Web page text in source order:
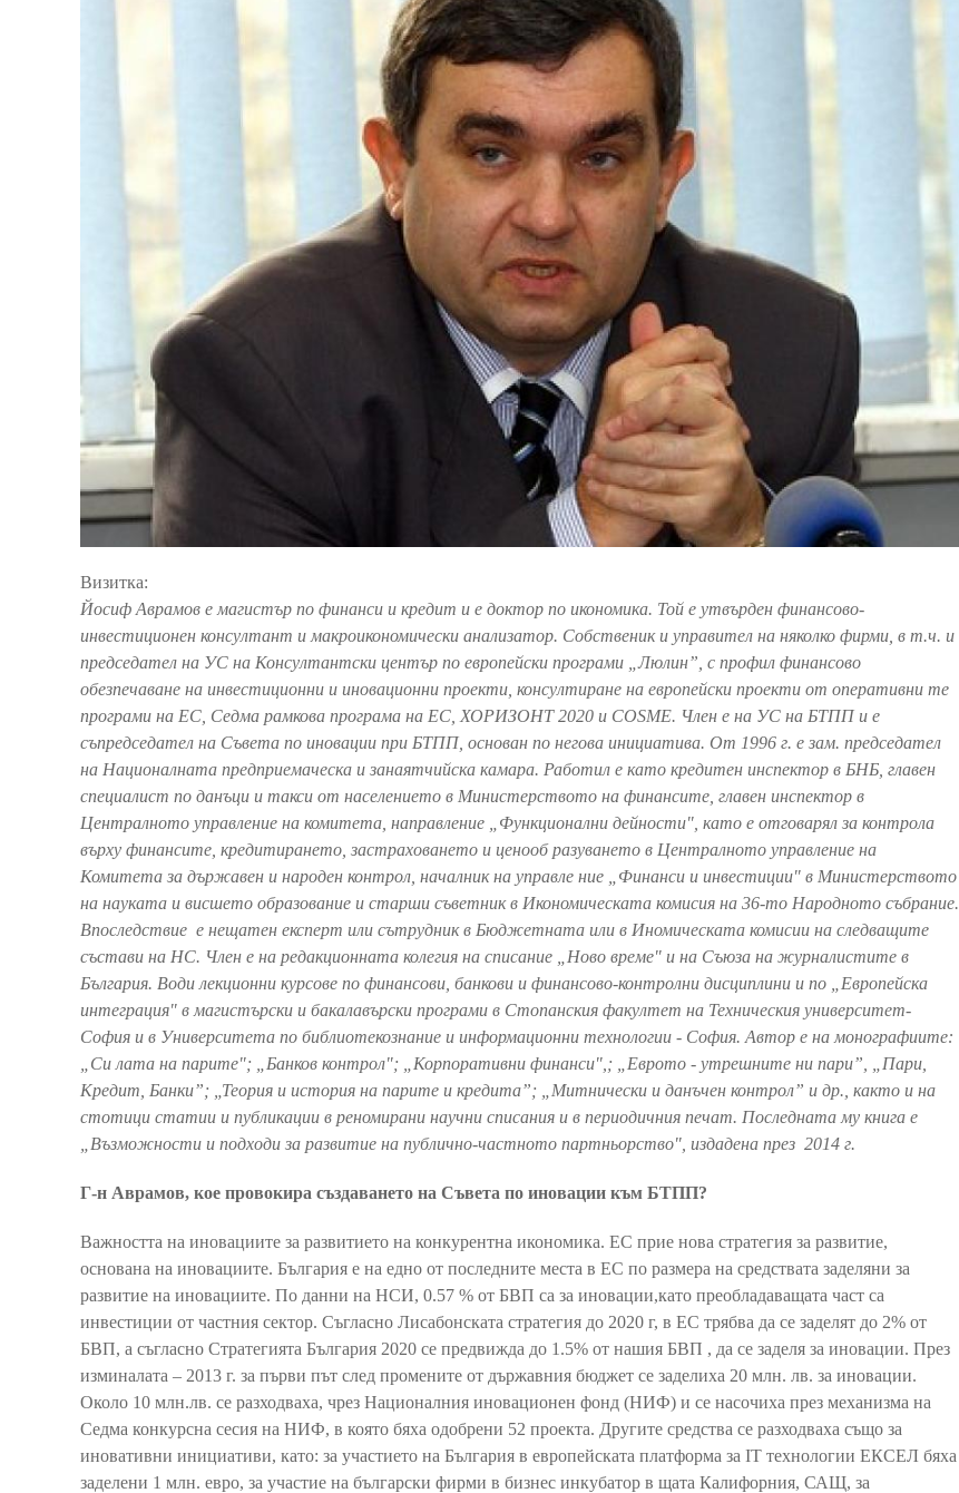
Визитка:
Йосиф Аврамов е магистър по финанси и кредит и e доктор по икономика. Той е утвърден финансово-
инвестиционен консултант и макроикономически анализатор. Собственик и управител на няколко фирми, в т.ч. и
председател на УС на Консултантски център по европейски програми „Люлин”, с профил финансово
обезпечаване на инвестиционни и иновационни проекти, консултиране на европейски проекти от оперативни те
програми на ЕС, Седма рамкова програма на ЕС, ХОРИЗОНТ 2020 и COSME. Член е на УС на БТПП и е
съпредседател на Съвета по иновации при БТПП, основан по негова инициатива. От 1996 г. е зам. председател
на Националната предприемаческа и занаятчийска камара. Работил е като кредитен инспектор в БНБ, главен
специалист по данъци и такси от населението в Министерството на финансите, главен инспектор в
Централното управление на комитета, направление „Функционални дейности", като е отговарял за контрола
върху финансите, кредитирането, застраховането и ценооб разуването в Централното управление на
Комитета за държавен и народен контрол, началник на управле ние „Финанси и инвестиции" в Министерството
на науката и висшето образование и старши съветник в Икономическата комисия на 36-то Народното събрание.
Впоследствие е нещатен експерт или сътрудник в Бюджетната или в Иномическата комисии на следващите
състави на НС. Член е на редакционната колегия на списание „Ново време" и на Съюза на журналистите в
България. Води лекционни курсове по финансови, банкови и финансово-контролни дисциплини и по „Европейска
интеграция" в магистърски и бакалавърски програми в Стопанския факултет на Техническия университет-
София и в Университета по библиотекознание и информационни технологии - София. Автор е на монографиите:
„Си лата на парите"; „Банков контрол"; „Корпоративни финанси",; „Еврото - утрешните ни пари”, „Пари,
Кредит, Банки”; „Теория и история на парите и кредита”; „Митнически и данъчен контрол” и др., както и на
стотици статии и публикации в реномирани научни списания и в периодичния печат. Последната му книга е
„Възможности и подходи за развитие на публично-частното партньорство", издадена през 2014 г.
Г-н Аврамов, кое провокира създаването на Съвета по иновации към БТПП?
Важността на иновациите за развитието на конкурентна икономика. ЕС прие нова стратегия за развитие,
основана на иновациите. България е на едно от последните места в ЕС по размера на средствата заделяни за
развитие на иновациите. По данни на НСИ, 0.57 % от БВП са за иновации,като преобладаващата част са
инвестиции от частния сектор. Съгласно Лисабонската стратегия до 2020 г, в ЕС трябва да се заделят до 2% от
БВП, а съгласно Стратегията България 2020 се предвижда до 1.5% от нашия БВП , да се заделя за иновации. През
изминалата – 2013 г. за първи път след промените от държавния бюджет се заделиха 20 млн. лв. за иновации.
Около 10 млн.лв. се разходваха, чрез Националния иновационен фонд (НИФ) и се насочиха през механизма на
Седма конкурсна сесия на НИФ, в която бяха одобрени 52 проекта. Другите средства се разходваха също за
иновативни инициативи, като: за участието на България в европейската платформа за IT технологии ЕКСЕЛ бяха
заделени 1 млн. евро, за участие на български фирми в бизнес инкубатор в щата Калифорния, САЩ, за